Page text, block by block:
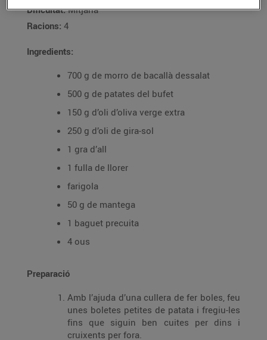
Dificultat:Mitjana
Racions: 4
Ingredients:
700 g de morro de bacallà dessalat
500 g de patates del bufet
150 g d’oli d’oliva verge extra
250 g d’oli de gira-sol
1 gra d’all
1 fulla de llorer
farigola
50 g de mantega
1 baguet precuita
4 ous
Preparació
Amb l’ajuda d’una cullera de fer boles, feu
unes boletes petites de patata i fregiu-les
fins que siguin ben cuites per dins i
cruixents per fora.